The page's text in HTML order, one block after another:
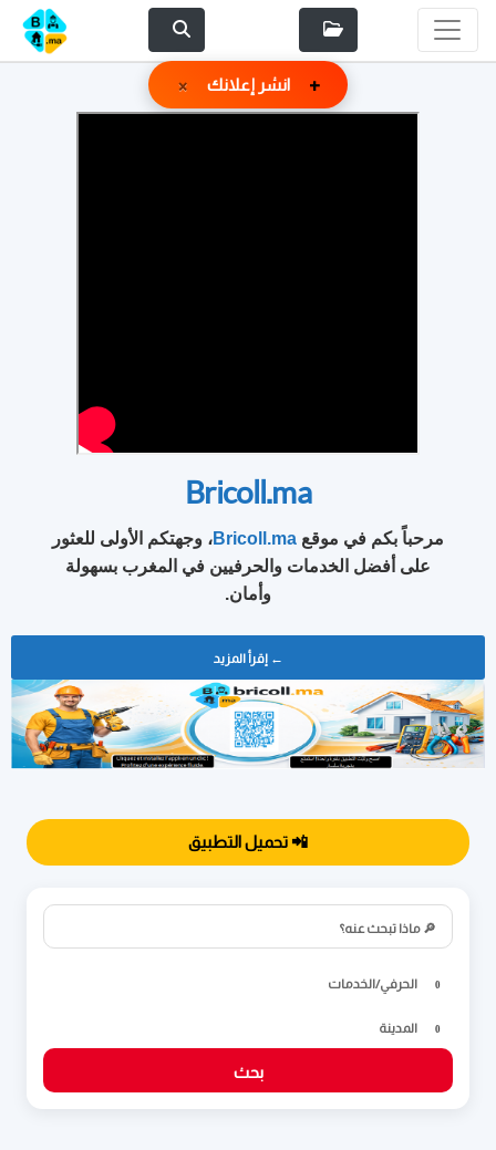
Bricoll.ma
مرحباً بكم في موقع Bricoll.ma، وجهتكم الأولى للعثور
على أفضل الخدمات والحرفيين في المغرب بسهولة
وأمان.
← إقرأ المزيد
+ انشر إعلانك ×
📲 تحميل التطبيق
🔎 ماذا تبحث عنه؟
الحرفي/الخدمات 0
المدينة 0
بحث